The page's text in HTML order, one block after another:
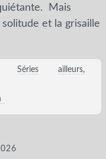
Mais
et la grisaille
Séries
ailleurs